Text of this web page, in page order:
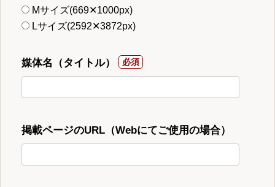
Mサイズ(669✕1000px)
Lサイズ(2592✕3872px)
媒体名（タイトル）
掲載ページのURL（Webにてご使用の場合）